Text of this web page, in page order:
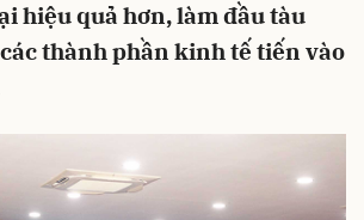
hiệu quả hơn, làm đầu tàu
thành phần kinh tế tiến vào
Hủy Gửi